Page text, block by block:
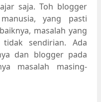
saja. Toh blogger
yang pasti
masalah yang
sendirian. Ada
dan blogger pada
masalah masing-